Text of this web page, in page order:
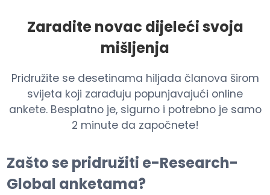
Zaradite novac dijeleći svoja
mišljenja
Pridružite se desetinama hiljada članova širom
svijeta koji zarađuju popunjavajući online
ankete. Besplatno je, sigurno i potrebno je samo
2 minute da započnete!
Zašto se pridružiti e-Research-
Global anketama?